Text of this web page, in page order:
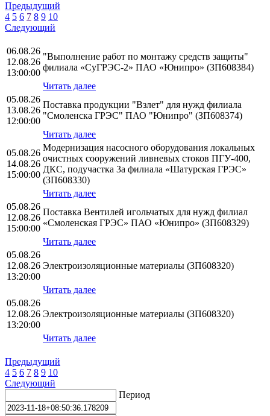
Предыдущий
4 5 6 7 8 9 10
Следующий
06.08.26
12.08.26
13:00:00
"Выполнение работ по монтажу средств защиты"
филиала «СуГРЭС-2» ПАО «Юнипро» (ЗП608384)
Читать далее
05.08.26
13.08.26
12:00:00
Поставка продукции "Взлет" для нужд филиала
"Смоленска ГРЭС" ПАО "Юнипро" (ЗП608374)
Читать далее
05.08.26
14.08.26
15:00:00
Модернизация насосного оборудования локальных
очистных сооружений ливневых стоков ПГУ-400,
ДКС, подучастка 3а филиала «Шатурская ГРЭС»
(ЗП608330)
Читать далее
05.08.26
12.08.26
15:00:00
Поставка Вентилей игольчатых для нужд филиал
«Смоленская ГРЭС» ПАО «Юнипро» (ЗП608329)
Читать далее
05.08.26
12.08.26
13:20:00
Электроизоляционные материалы (ЗП608320)
Читать далее
05.08.26
12.08.26
13:20:00
Электроизоляционные материалы (ЗП608320)
Читать далее
Предыдущий
4 5 6 7 8 9 10
Следующий
Период